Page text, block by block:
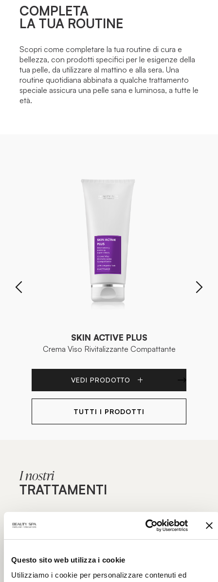
Questo sito web utilizza i cookie
Utilizziamo i cookie per personalizzare contenuti ed
COMPLETA
LA TUA ROUTINE
Scopri come completare la tua routine di cura e
bellezza, con prodotti specifici per le esigenze della
tua pelle, da utilizzare al mattino e alla sera. Una
routine quotidiana abbinata a qualche trattamento
speciale assicura una pelle sana e luminosa, a tutte le
età.
SKIN ACTIVE PLUS
Crema Viso Rivitalizzante Compattante
VEDI PRODOTTO
TUTTI I PRODOTTI
I nostri
TRATTAMENTI
Stai puntando alla massima efficacia? Scopri i nostri
percorsi specialistici per viso e corpo, focalizzati su
l’eccellenza dei trattamenti estetici solo nei centri
estetici autorizzati Beauty Spa.